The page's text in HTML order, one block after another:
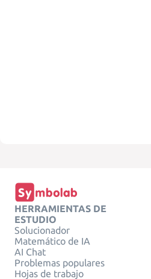
HERRAMIENTAS DE
ESTUDIO
Solucionador
Matemático de IA
AI Chat
Problemas populares
Hojas de trabajo